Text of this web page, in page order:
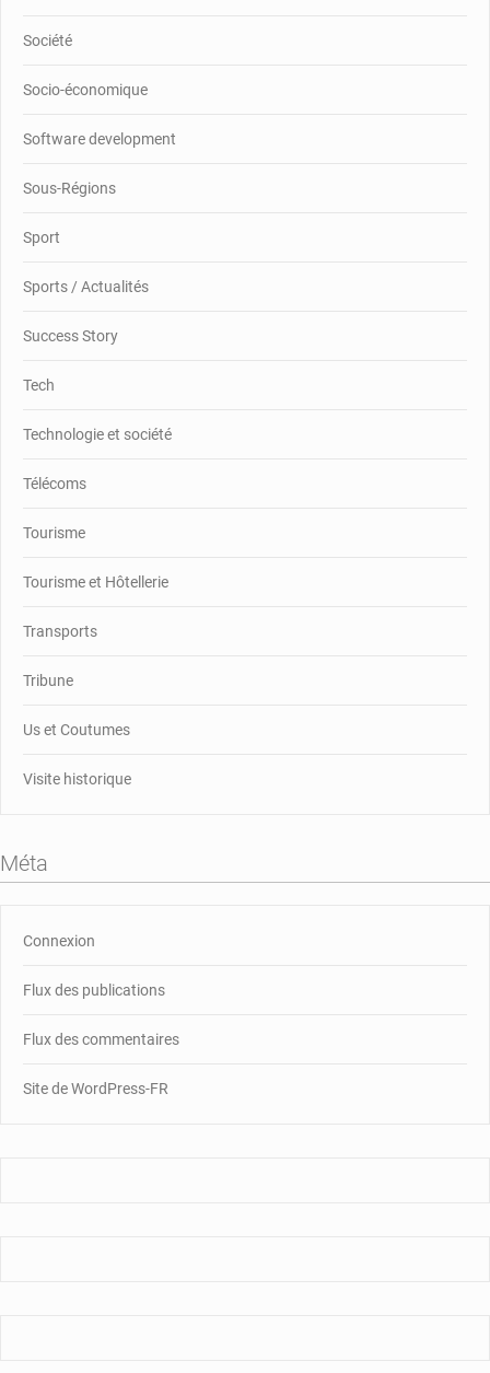
Société
Socio-économique
Software development
Sous-Régions
Sport
Sports / Actualités
Success Story
Tech
Technologie et société
Télécoms
Tourisme
Tourisme et Hôtellerie
Transports
Tribune
Us et Coutumes
Visite historique
Méta
Connexion
Flux des publications
Flux des commentaires
Site de WordPress-FR